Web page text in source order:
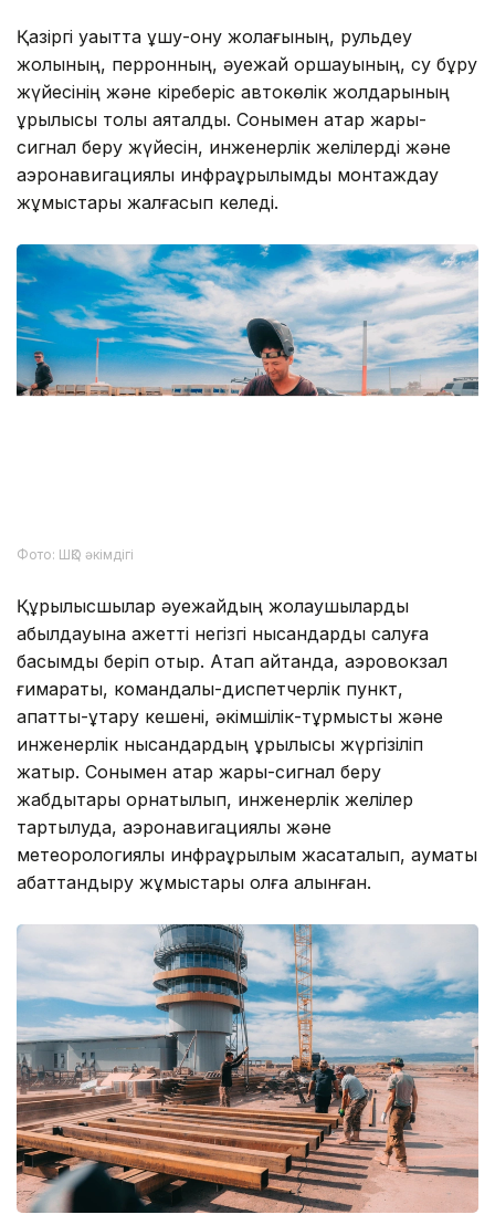
Қазіргі уақытта ұшу-қону жолағының, рульдеу
жолының, перронның, әуежай қоршауының, су бұру
жүйесінің және кіреберіс автокөлік жолдарының
құрылысы толық аяқталды. Сонымен қатар жарық-
сигнал беру жүйесін, инженерлік желілерді және
аэронавигациялық инфрақұрылымды монтаждау
жұмыстары жалғасып келеді.
Фото: ШҚО әкімдігі
Құрылысшылар әуежайдың жолаушыларды
қабылдауына қажетті негізгі нысандарды салуға
басымдық беріп отыр. Атап айтқанда, аэровокзал
ғимараты, командалық-диспетчерлік пункт,
апаттық-құтқару кешені, әкімшілік-тұрмыстық және
инженерлік нысандардың құрылысы жүргізіліп
жатыр. Сонымен қатар жарық-сигнал беру
жабдықтары орнатылып, инженерлік желілер
тартылуда, аэронавигациялық және
метеорологиялық инфрақұрылым жасақталып, аумақты
абаттандыру жұмыстары қолға алынған.